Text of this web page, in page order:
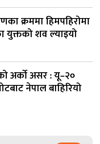
क्रममा हिमपहिरोमा
युक्तको शव ल्याइयो
अर्को असर : यू–२०
नेपाल बाहिरियो